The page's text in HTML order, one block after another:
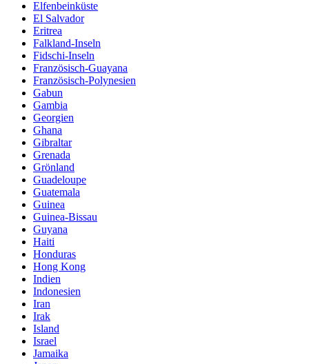
Elfenbeinküste
El Salvador
Eritrea
Falkland-Inseln
Fidschi-Inseln
Französisch-Guayana
Französisch-Polynesien
Gabun
Gambia
Georgien
Ghana
Gibraltar
Grenada
Grönland
Guadeloupe
Guatemala
Guinea
Guinea-Bissau
Guyana
Haiti
Honduras
Hong Kong
Indien
Indonesien
Iran
Irak
Island
Israel
Jamaika